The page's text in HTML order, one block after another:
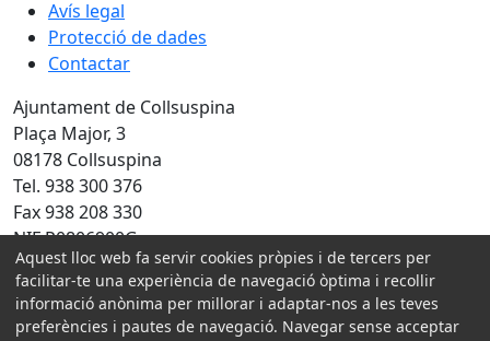
Avís legal
Protecció de dades
Contactar
Ajuntament de Collsuspina
Plaça Major, 3
08178 Collsuspina
Tel. 938 300 376
Fax 938 208 330
NIF P0806900G
Amb la col·laboració de:
Aquest lloc web fa servir cookies pròpies i de tercers per
facilitar-te una experiència de navegació òptima i recollir
informació anònima per millorar i adaptar-nos a les teves
preferències i pautes de navegació. Navegar sense acceptar